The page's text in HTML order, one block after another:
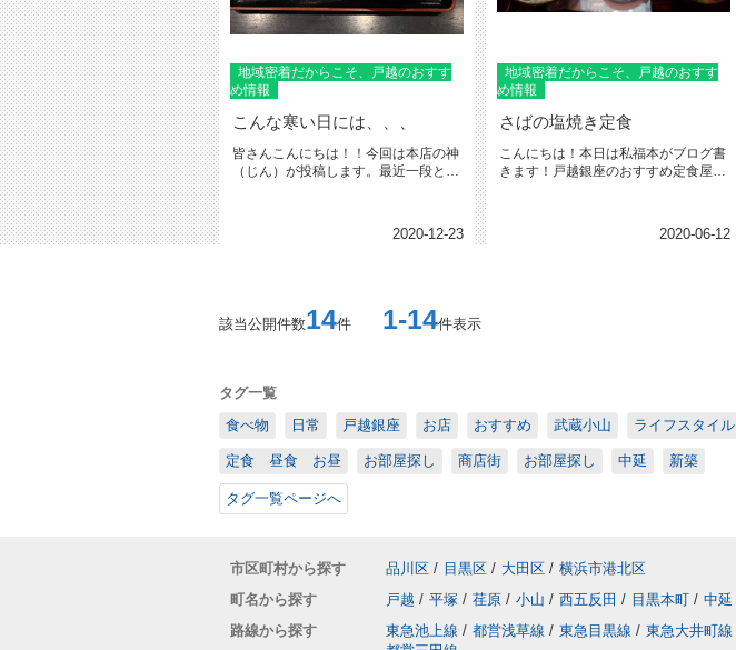
地域密着だからこそ、戸越のおすす
め情報
こんな寒い日には、、、
皆さんこんにちは！！今回は本店の神
（じん）が投稿します。最近一段と寒
2020-12-23
地域密着だからこそ、戸越のおすす
め情報
さばの塩焼き定食
こんにちは！本日は私福本がブログ書
きます！戸越銀座のおすすめ定食屋さ
2020-06-12
該当公開件数14件 1-14件表示
タグ一覧
食べ物
日常 戸越銀座 お店 おすすめ 武蔵小山 ライフスタイル
定食 昼食 お昼 お部屋探し 商店街 お部屋探し 中延 新築
タグ一覧ページへ
市区町村から探す 品川区 / 目黒区 / 大田区 / 横浜市港北区
町名から探す
戸越 / 平塚 / 荏原 / 小山 / 西五反田 / 目黒本町 / 中延
路線から探す
東急池上線 / 都営浅草線 / 東急目黒線 / 東急大井町線